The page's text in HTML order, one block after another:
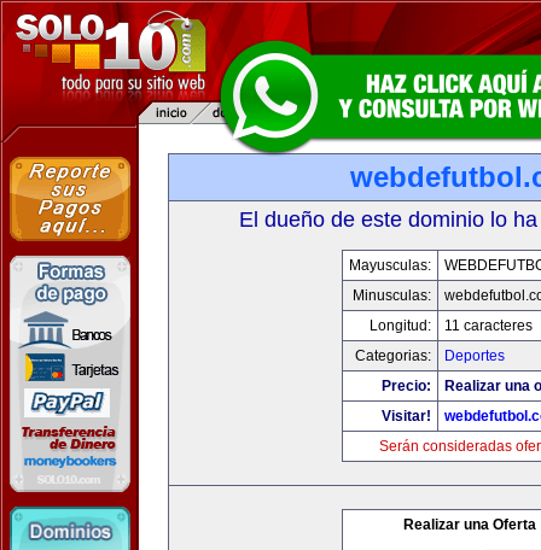
El dueño de este dominio lo
Mayusculas:
Minusculas:
Longitud:
11 caracteres
Categorias:
Deportes
Precio:
Realizar una
Visitar!
Serán consideradas
Realizar una Oferta